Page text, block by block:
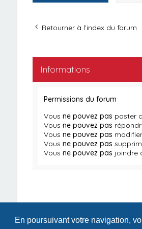
En poursuivant votre navigation,
Retourner à l’index du forum
Informations
Permissions du forum
Vous ne pouvez pas poster
Vous ne pouvez pas
Vous ne pouvez pas
Vous ne pouvez pas
Vous ne pouvez pas joindre
Index du forum